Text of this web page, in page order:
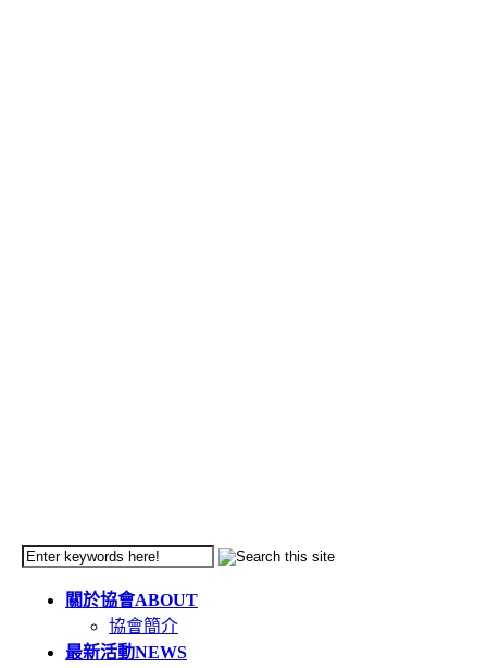
關於協會ABOUT
協會簡介
最新活動NEWS